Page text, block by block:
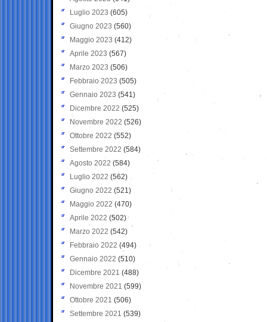
Luglio 2023 (605)
Giugno 2023 (560)
Maggio 2023 (412)
Aprile 2023 (567)
Marzo 2023 (506)
Febbraio 2023 (505)
Gennaio 2023 (541)
Dicembre 2022 (525)
Novembre 2022 (526)
Ottobre 2022 (552)
Settembre 2022 (584)
Agosto 2022 (584)
Luglio 2022 (562)
Giugno 2022 (521)
Maggio 2022 (470)
Aprile 2022 (502)
Marzo 2022 (542)
Febbraio 2022 (494)
Gennaio 2022 (510)
Dicembre 2021 (488)
Novembre 2021 (599)
Ottobre 2021 (506)
Settembre 2021 (539)